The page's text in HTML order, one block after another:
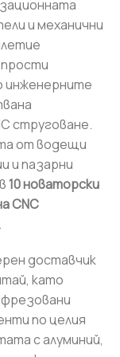
и механични
инженерните
струговане.
от водещи
и пазарни
10 новаторски
CNC
.
доставчик
като
по целия
с алуминий,